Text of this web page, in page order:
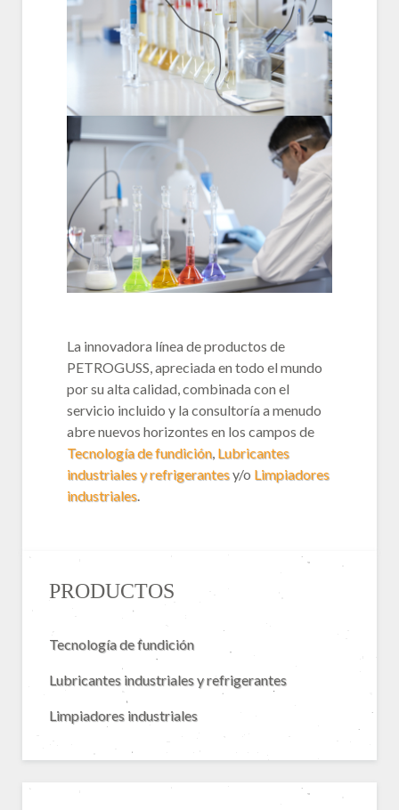
La innovadora línea de productos de
PETROGUSS, apreciada en todo el mundo
por su alta calidad, combinada con el
servicio incluido y la consultoría a menudo
abre nuevos horizontes en los campos de
Tecnología de fundición Lubricantes
industriales y refrigerantesy/o Limpiadores
industriales
PRODUCTOS
Tecnología de fundición
Lubricantes industriales y refrigerantes
Limpiadores industriales